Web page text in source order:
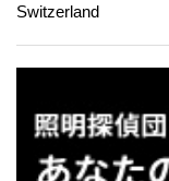
Switzerland